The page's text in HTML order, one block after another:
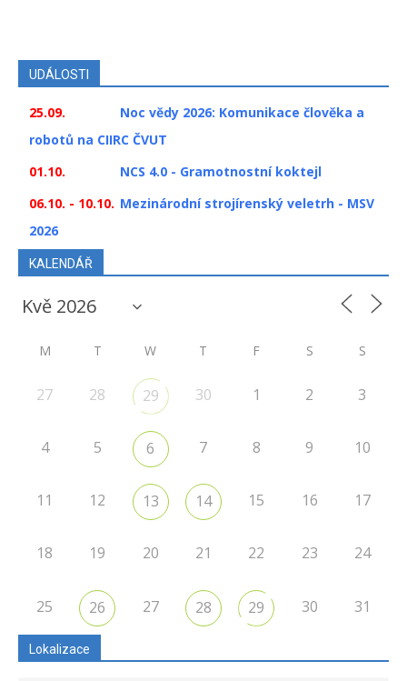
UDÁLOSTI
25.09.
Noc vědy 2026: Komunikace člověka a
robotů na CIIRC ČVUT
01.10.
NCS 4.0 - Gramotnostní koktejl
06.10. - 10.10. Mezinárodní strojírenský veletrh - MSV
2026
KALENDÁŘ
M T W T F S S
27 28 29 30 1 2 3
4 5 6 7 8 9 10
11 12 13 14 15 16 17
18 19 20 21 22 23 24
25 26 27 28 29 30 31
Lokalizace